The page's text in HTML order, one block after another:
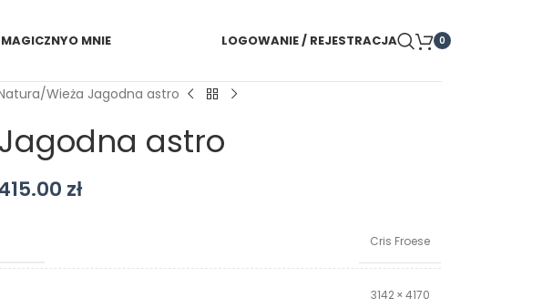
O MNIE LOGOWANIE / REJESTRACJA 0
Wieża Jagodna astro
astro
zł
Cris Froese
3142 × 4170